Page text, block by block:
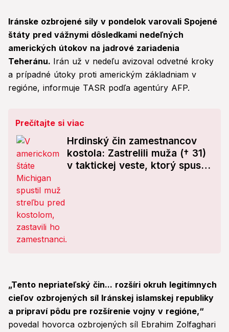
Iránske ozbrojené sily v pondelok varovali Spojené
štáty pred vážnymi dôsledkami nedeľných
amerických útokov na jadrové zariadenia
Teheránu. Irán už v nedeľu avizoval odvetné kroky
a prípadné útoky proti americkým základniam v
regióne, informuje TASR podľa agentúry AFP.
Prečítajte si viac
Hrdinský čin zamestnancov
kostola: Zastrelili muža († 31)
v taktickej veste, ktorý spustil
„Tento nepriateľský čin... rozšíri okruh legitímnych
cieľov ozbrojených síl Iránskej islamskej republiky
a pripraví pôdu pre rozšírenie vojny v regióne,“
povedal hovorca ozbrojených síl Ebrahim Zolfaghari